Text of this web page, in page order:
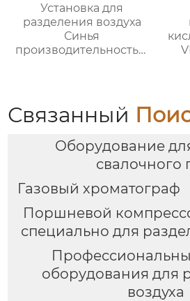
Установка для
разделения воздуха
Синья
производительностью
Связанный
Оборудование
свалочного
Газовый хроматограф
Поршневой
специально для
оборудования для
воздуха